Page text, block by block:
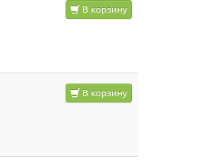
В корзину
В корзину